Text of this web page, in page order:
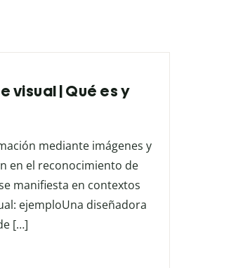
visual | Qué es y
mediante imágenes y
en el reconocimiento de
manifiesta en contextos
ejemploUna diseñadora
[…]